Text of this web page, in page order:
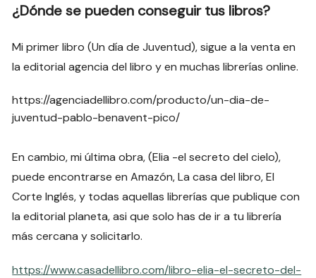
¿Dónde se pueden conseguir tus libros?
Mi primer libro (Un día de Juventud), sigue a la venta en
la editorial agencia del libro y en muchas librerías online.
https://agenciadellibro.com/producto/un-dia-de-
juventud-pablo-benavent-pico/
En cambio, mi última obra, (Elia -el secreto del cielo),
puede encontrarse en Amazón, La casa del libro, El
Corte Inglés, y todas aquellas librerías que publique con
la editorial planeta, asi que solo has de ir a tu librería
más cercana y solicitarlo.
https://www.casadellibro.com/libro-elia-el-secreto-del-